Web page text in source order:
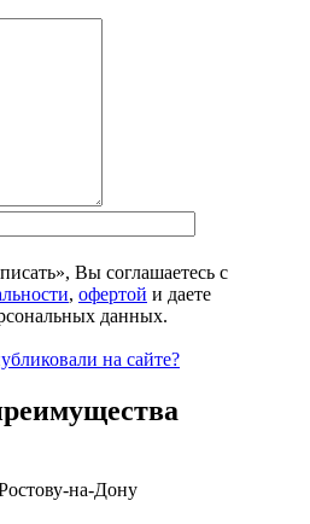
Вы соглашаетесь с
, офертой и даете
данных.
на сайте?
на-Дону